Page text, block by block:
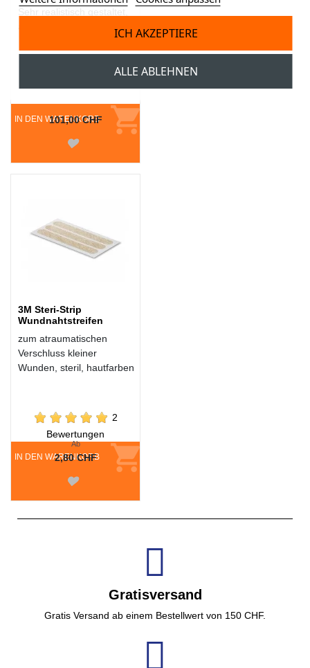
IN DEN WARENKORB
101,00 CHF
3M Steri-Strip
Wundnahtstreifen
zum atraumatischen
Verschluss kleiner
Wunden, steril, hautfarben
IN DEN WARENKORB
Ab
2,80 CHF
2
Bewertungen
Gratisversand
Gratis Versand ab einem Bestellwert von 150 CHF.
ALLE ABLEHNEN
ICH AKZEPTIERE